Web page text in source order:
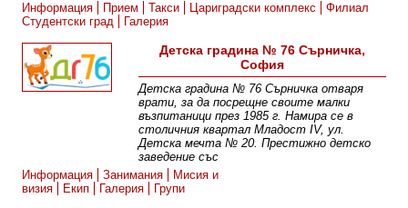
Информация
Прием Такси Цариградски комплекс
Филиал
Студентски град
Галерия
Детска градина № 76 Сърничка,
София
Детска градина № 76 Сърничка отваря
врати, за да посрещне своите малки
възпитаници през 1985 г. Намира се в
столичния квартал Младост IV, ул.
Детска мечта № 20. Престижно детско
заведение със
Информация
Занимания
Мисия и
визия
Екип Галерия Групи